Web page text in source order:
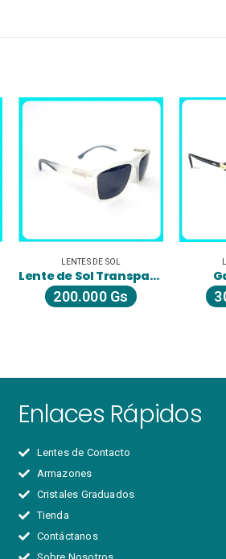
LENTES DE SOL
Lente de Sol Transparente
200.000 Gs
Enlaces Rápidos
Lentes de Contacto
Armazones
Cristales Graduados
Tienda
Contáctanos